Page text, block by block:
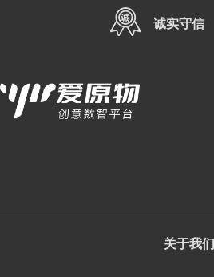
诚实守信
关于我们